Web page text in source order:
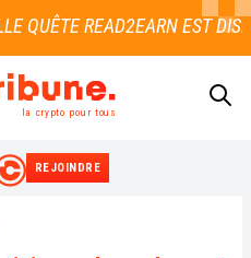
la crypto pour tous
REJOINDRE